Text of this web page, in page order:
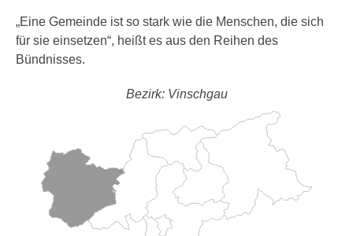
„Eine Gemeinde ist so stark wie die Menschen, die sich
für sie einsetzen“, heißt es aus den Reihen des
Bündnisses.
Bezirk: Vinschgau